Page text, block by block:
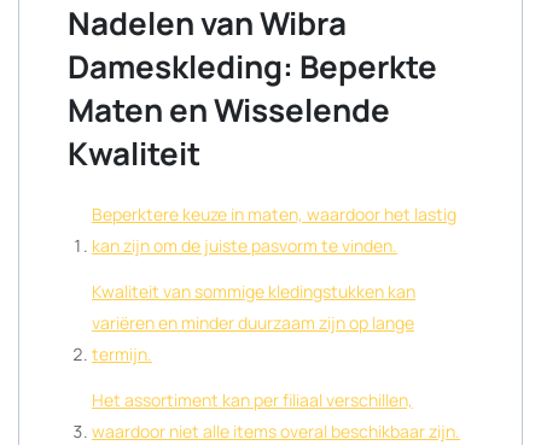
Nadelen van Wibra
Dameskleding: Beperkte
Maten en Wisselende
Kwaliteit
Beperktere keuze in maten, waardoor het lastig
kan zijn om de juiste pasvorm te vinden.
Kwaliteit van sommige kledingstukken kan
variëren en minder duurzaam zijn op lange
termijn.
Het assortiment kan per filiaal verschillen,
waardoor niet alle items overal beschikbaar zijn.